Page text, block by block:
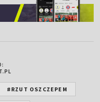
#RZUT OSZCZEPEM